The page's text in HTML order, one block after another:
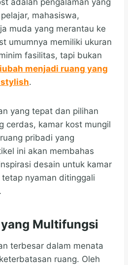
adalah pengalaman yang
mahasiswa,
muda yang merantau ke
umumnya memiliki ukuran
fasilitas, tapi bukan
menjadi ruang yang
stylish.
yang tepat dan pilihan
cerdas, kamar kost mungil
pribadi yang
ini akan membahas
desain untuk kamar
nyaman ditinggali
Multifungsi
terbesar dalam menata
ruang. Oleh